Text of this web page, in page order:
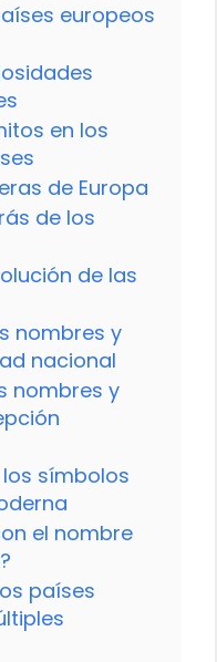
europeos
en los
de Europa
de los
de las
nombres y
nacional
nombres y
símbolos
el nombre
países